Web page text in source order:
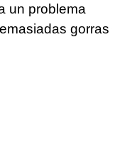
un problema
gorras